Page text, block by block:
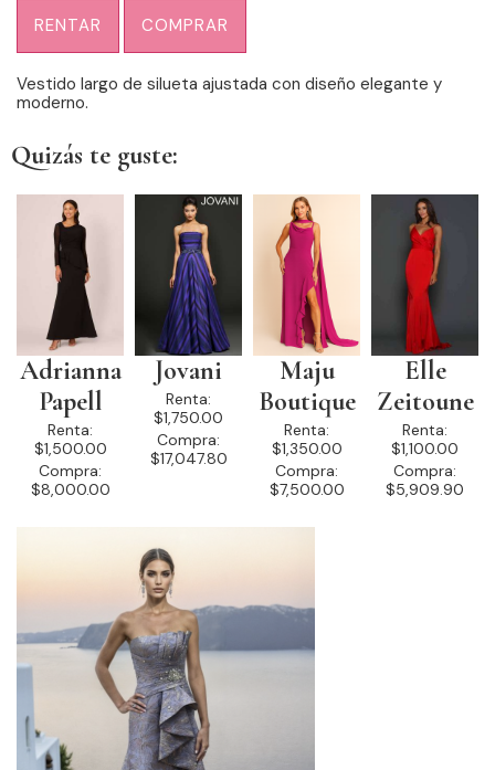
RENTAR COMPRAR
Vestido largo de silueta ajustada con diseño elegante y
moderno.
Quizás te guste:
Adrianna
Papell
Renta:
$1,500.00
Compra:
$8,000.00
Jovani
Renta:
$1,750.00
Compra:
$17,047.80
Maju
Boutique
Renta:
$1,350.00
Compra:
$7,500.00
Elle
Zeitoune
Renta:
$1,100.00
Compra:
$5,909.90